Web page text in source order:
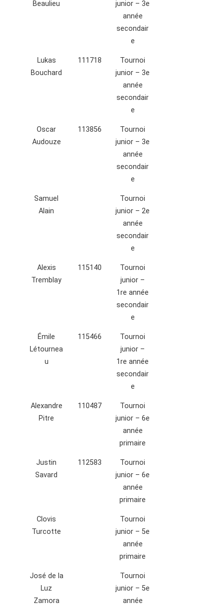
Beaulieu
junior – 3e
année
secondair
e
Lukas
Bouchard
111718
Tournoi
junior – 3e
année
secondair
e
Oscar
Audouze
113856
Tournoi
junior – 3e
année
secondair
e
Samuel
Alain
Tournoi
junior – 2e
année
secondair
e
Alexis
Tremblay
115140
Tournoi
junior –
1re année
secondair
e
Émile
Létournea
u
115466
Tournoi
junior –
1re année
secondair
e
Alexandre
Pitre
110487
Tournoi
junior – 6e
année
primaire
Justin
Savard
112583
Tournoi
junior – 6e
année
primaire
Clovis
Turcotte
Tournoi
junior – 5e
année
primaire
José de la
Luz
Zamora
Tournoi
junior – 5e
année